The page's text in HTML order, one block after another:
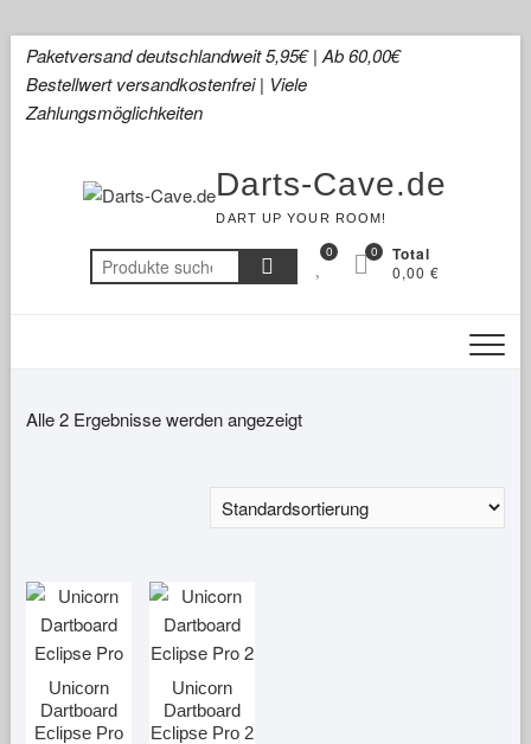
Skip
content
Paketversand deutschlandweit 5,95€ | Ab 60,00€
Bestellwert versandkostenfrei | Viele
Zahlungsmöglichkeiten
Darts-Cave.de
DART UP YOUR ROOM!
Suchen
nach:
0 Total
0,00 €
0
Alle 2 Ergebnisse werden angezeigt
Unicorn
Dartboard
Eclipse Pro
Unicorn
Dartboard
Eclipse Pro 2